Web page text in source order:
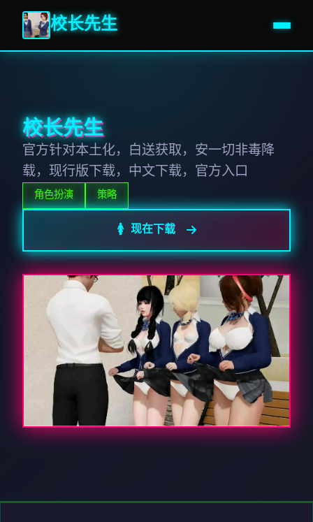
校长先生
校长先生
官方针对本土化，白送获取，安一切非毒降
载，现行版下载，中文下载，官方入口
角色扮演 策略
🚺 现在下载